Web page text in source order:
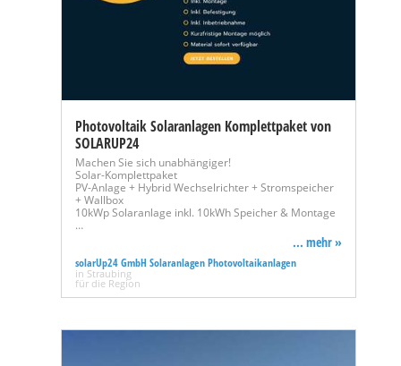
Photovoltaik Solaranlagen Komplettpaket von
SOLARUP24
Machen Sie sich unabhängiger!
Solar-Komplettpaket
PV-Anlage + Hybrid Wechselrichter + Stromspeicher
+ Wallbox
10kWp Solaranlage inkl. 10kWh Speicher & Montage
…
... mehr »
solarUp24 GmbH Solaranlagen Photovoltaikanlagen
in Straubing
für die Region